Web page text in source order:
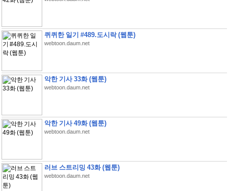
퀴퀴한 일기 #489.도시락 (웹툰)
webtoon.daum.net
악한 기사 33화 (웹툰)
webtoon.daum.net
악한 기사 49화 (웹툰)
webtoon.daum.net
러브 스트리밍 43화 (웹툰)
webtoon.daum.net